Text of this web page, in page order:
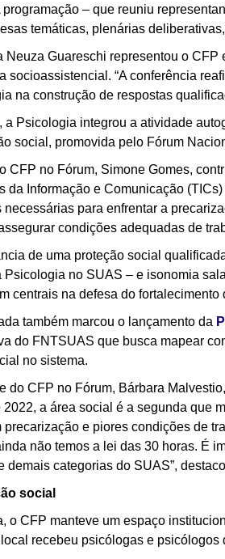
– que reuniu
temáticas, plenárias
Neuza Guareschi representou o
socioassistencial. “A conferência
na construção de respostas
a Psicologia integrou a atividade
social, promovida pelo Fórum
CFP no Fórum, Simone Gomes,
da Informação e Comunicação
para enfrentar a
condições adequadas de
de uma proteção social
Psicologia no SUAS – e isonomia
centrais na defesa do
também marcou o lançamento da
do FNTSUAS que busca mapear
no sistema.
do CFP no Fórum, Bárbara
a área social é a segunda que
precarização e piores condições de
não temos a lei das 30 horas. É
demais categorias do SUAS”,
social
o CFP manteve um espaço
recebeu psicólogas e